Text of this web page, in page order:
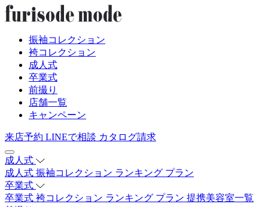
振袖コレクション
袴コレクション
成人式
卒業式
前撮り
店舗一覧
キャンペーン
来店予約 LINEで相談 カタログ請求
成人式
成人式 振袖コレクション ランキング プラン
卒業式
卒業式 袴コレクション ランキング プラン 提携美容室一覧